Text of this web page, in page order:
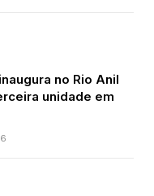
no Rio Anil
unidade em